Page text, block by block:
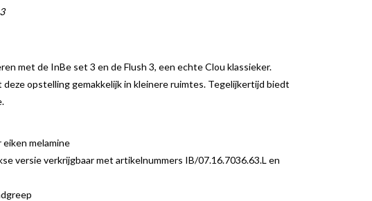
met de InBe set 3 en de Flush 3, een echte Clou klassieker.
opstelling gemakkelijk in kleinere ruimtes. Tegelijkertijd biedt
melamine
versie verkrijgbaar met artikelnummers IB/07.16.7036.63.L en